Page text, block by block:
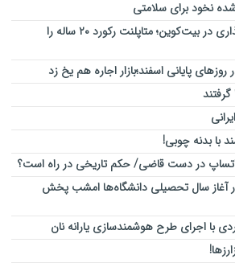
سود تاریخی با سرمایه‌گذاری در بیت‌کوین؛ متاپلنت رکورد ۲۰ ساله را
پایانی اسفند؛بازار اجاره هم یخ زد
با بدنه چوبی!
در دست قاضی/ حکم تاریخی در راه است؟
آغاز سال تحصیلی دانشگاه‌ها امشب پخش